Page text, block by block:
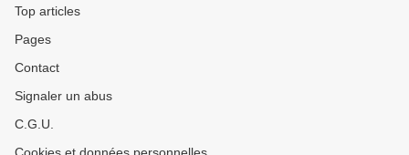
Top articles
Pages
Contact
Signaler un abus
C.G.U.